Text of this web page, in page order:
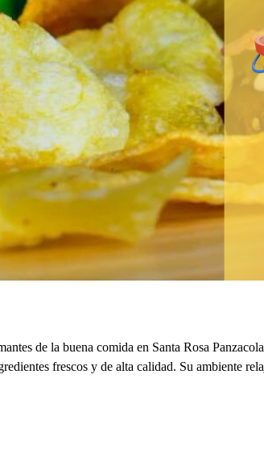
de la buena comida en Santa Rosa
frescos y de alta calidad. Su ambiente